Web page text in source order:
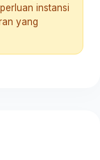
instansi
yang